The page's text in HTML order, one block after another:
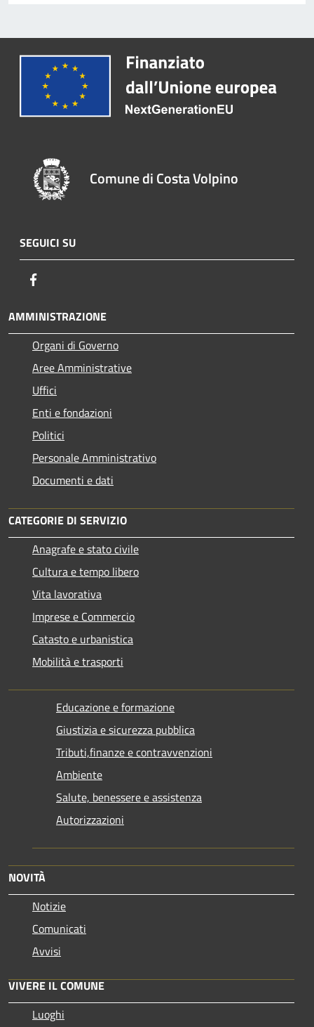
Comune di Costa Volpino
SEGUICI SU
AMMINISTRAZIONE
Organi di Governo
Aree Amministrative
Uffici
Enti e fondazioni
Politici
Personale Amministrativo
Documenti e dati
CATEGORIE DI SERVIZIO
Anagrafe e stato civile
Cultura e tempo libero
Vita lavorativa
Imprese e Commercio
Catasto e urbanistica
Mobilità e trasporti
Educazione e formazione
Giustizia e sicurezza pubblica
Tributi,finanze e contravvenzioni
Ambiente
Salute, benessere e assistenza
Autorizzazioni
NOVITÀ
Notizie
Comunicati
Avvisi
VIVERE IL COMUNE
Luoghi